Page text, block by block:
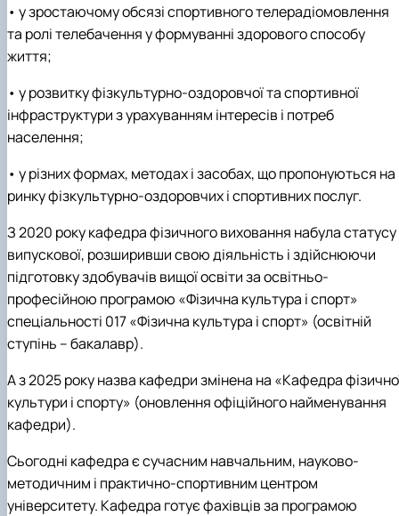
• у зростаючому обсязі спортивного телерадіомовлення
та ролі телебачення у формуванні здорового способу
життя;
• у розвитку фізкультурно-оздоровчої та спортивної
інфраструктури з урахуванням інтересів і потреб
населення;
• у різних формах, методах і засобах, що пропонуються на
ринку фізкультурно-оздоровчих і спортивних послуг.
З 2020 року кафедра фізичного виховання набула статусу
випускової, розширивши свою діяльність і здійснюючи
підготовку здобувачів вищої освіти за освітньо-
професійною програмою «Фізична культура і спорт»
спеціальності 017 «Фізична культура і спорт» (освітній
ступінь – бакалавр).
А з 2025 року назва кафедри змінена на «Кафедра
культури і спорту» (оновлення офіційного найменування
кафедри).
Сьогодні кафедра є сучасним навчальним, науково-
методичним і практично-спортивним центром
університету. Кафедра готує фахівців за програмою